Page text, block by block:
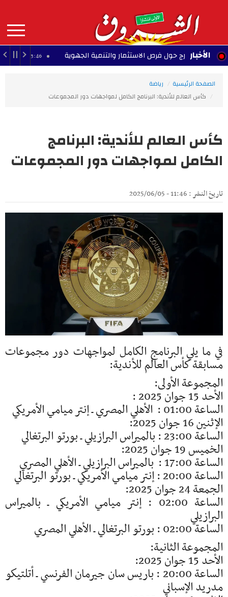
contenu
principal
MAIN
NAVIGATION الأخبار
حول فرص الاستثمار والتنمية الجهوية 13:46 - 2026/08/06
الصفحة الرئيسية
رياضة
كأس العالم للأندية: البرنامج الكامل لمواجهات دور المجموعات
كأس العالم للأندية: البرنامج
الكامل لمواجهات دور المجموعات
تاريخ النشر : 11:46 - 2025/06/05
في ما يلي البرنامج الكامل لمواجهات دور مجموعات
مسابقة كأس العالم للأندية:
المجموعة الأولى:
الأحد 15 جوان 2025 :
الساعة 01:00 : الأهلي المصري ـ إنتر ميامي الأمريكي
الإثنين 16 جوان 2025:
الساعة 23:00 : بالميراس البرازيلي ـ بورتو البرتغالي
الخميس 19 جوان 2025:
الساعة 17:00 : بالميراس البرازيلي ـ الأهلي المصري
الساعة 20:00 : إنتر ميامي الأمريكي ـ بورتو البرتغالي
الجمعة 24 جوان 2025:
الساعة 02:00 : إنتر ميامي الأمريكي ـ بالميراس
البرازيلي
الساعة 02:00 : بورتو البرتغالي ـ الأهلي المصري
المجموعة الثانية:
الأحد 15 جوان 2025:
الساعة 20:00 : باريس سان جيرمان الفرنسي ـ أتلتيكو
مدريد الإسباني